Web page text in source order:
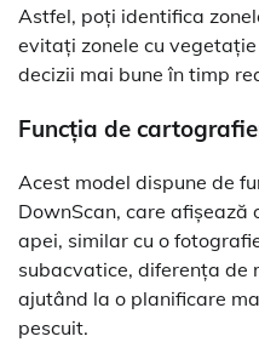
Astfel, poți identifica
evitați zonele cu
decizii mai bune în timp
Funcția de
Acest model dispune de
DownScan, care
apei, similar cu o
subacvatice, diferența de
ajutând la o planificare
pescuit.